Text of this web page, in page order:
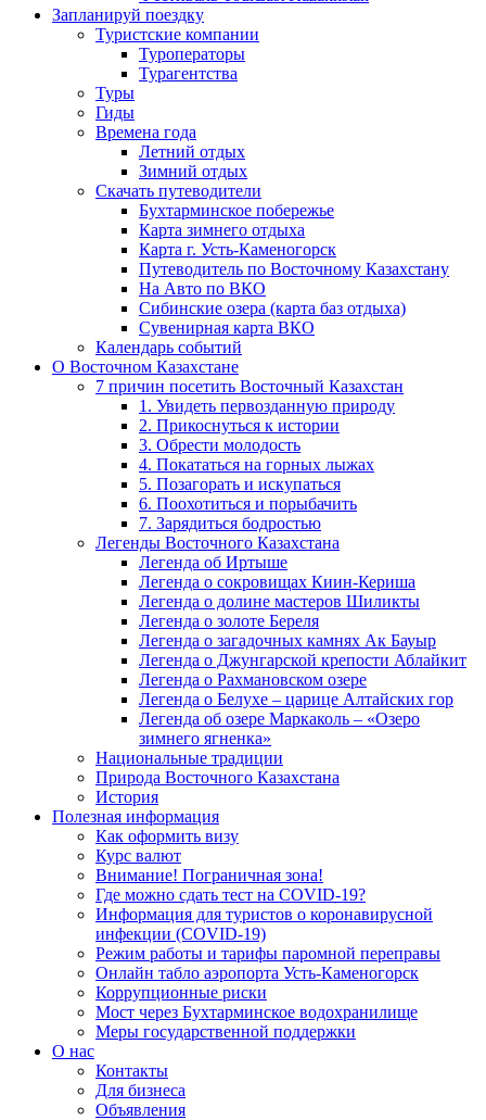
Запланируй поездку
Туристские компании
Туроператоры
Турагентства
Туры
Гиды
Времена года
Летний отдых
Зимний отдых
Скачать путеводители
Бухтарминское побережье
Карта зимнего отдыха
Карта г. Усть-Каменогорск
Путеводитель по Восточному Казахстану
На Авто по ВКО
Сибинские озера (карта баз отдыха)
Сувенирная карта ВКО
Календарь событий
О Восточном Казахстане
7 причин посетить Восточный Казахстан
1. Увидеть первозданную природу
2. Прикоснуться к истории
3. Обрести молодость
4. Покататься на горных лыжах
5. Позагорать и искупаться
6. Поохотиться и порыбачить
7. Зарядиться бодростью
Легенды Восточного Казахстана
Легенда об Иртыше
Легенда о сокровищах Киин-Кериша
Легенда о долине мастеров Шиликты
Легенда о золоте Береля
Легенда о загадочных камнях Ак Бауыр
Легенда о Джунгарской крепости Аблайкит
Легенда о Рахмановском озере
Легенда о Белухе – царице Алтайских гор
Легенда об озере Маркаколь – «Озеро
зимнего ягненка»
Национальные традиции
Природа Восточного Казахстана
История
Полезная информация
Как оформить визу
Курс валют
Внимание! Пограничная зона!
Где можно сдать тест на COVID-19?
Информация для туристов о коронавирусной
инфекции (COVID-19)
Режим работы и тарифы паромной переправы
Онлайн табло аэропорта Усть-Каменогорск
Коррупционные риски
Мост через Бухтарминское водохранилище
Меры государственной поддержки
О нас
Контакты
Для бизнеса
Объявления